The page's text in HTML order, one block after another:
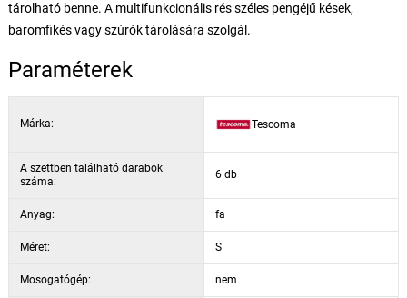
tárolható benne. A multifunkcionális rés széles pengéjű kések,
baromfikés vagy szúrók tárolására szolgál.
Paraméterek
Márka: Tescoma
A szettben található darabok
száma:
6 db
Anyag: fa
Méret: S
Mosogatógép: nem